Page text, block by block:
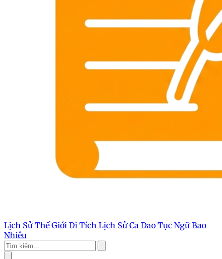
Lịch Sử Thế Giới Di Tích Lịch SửCa Dao Tục NgữBao
Nhiêu